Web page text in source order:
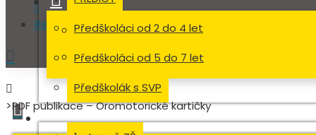
Přihlásit
Registrovat
Předškoláci od 2 do 4 let
Předškoláci od 5 do 7 let
Předškolák s SVP
ŠKOLÁCI
Registrovat
PDF publikace – Oromotorické kartičky